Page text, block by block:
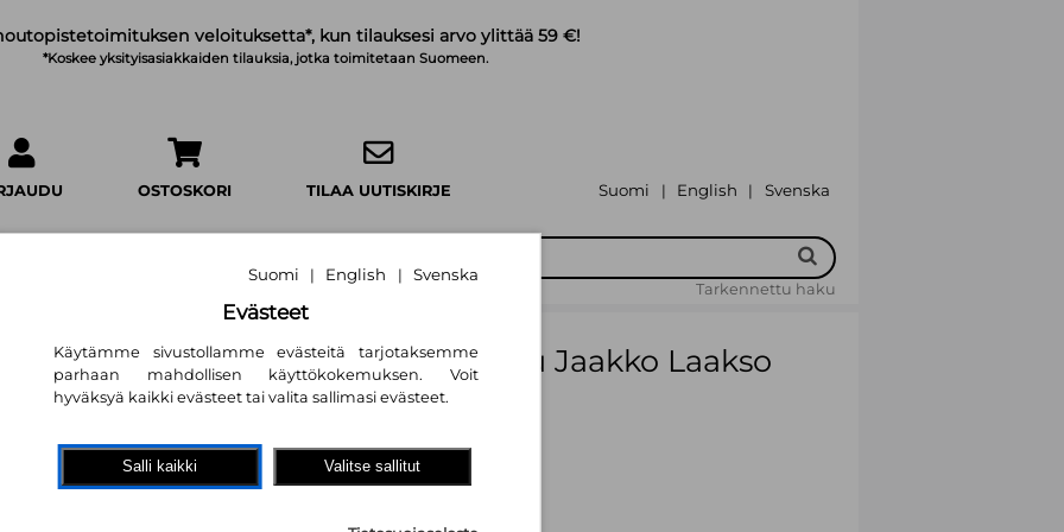
veloituksetta*, kun tilauksesi arvo ylittää 59 €!
*Koskee yksityisasiakkaiden tilauksia, jotka toimitetaan Suomeen.
OSTOSKORI TILAA UUTISKIRJE Suomi | English | Svenska
Tarkennettu haku
Punainen takapiru Jaakko Laakso
Jaakko Laakso
32,30 €
Suomi | English | Svenska
Evästeet
Käytämme sivustollamme evästeitä tarjotaksemme
parhaan mahdollisen käyttökokemuksen. Voit
hyväksyä kaikki evästeet tai valita sallimasi evästeet.
Salli kaikki Valitse sallitut